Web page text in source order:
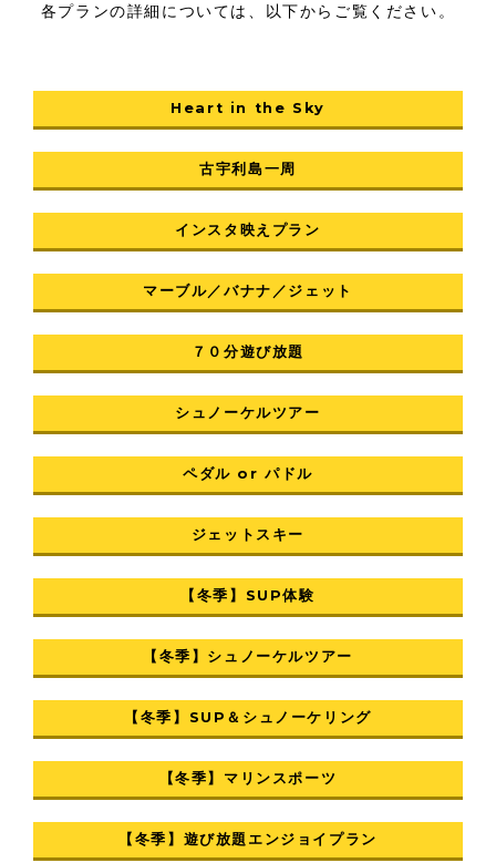
各プランの詳細については、以下からご覧ください。
Heart in the Sky
古宇利島一周
インスタ映えプラン
マーブル／バナナ／ジェット
７０分遊び放題
シュノーケルツアー
ペダル or パドル
ジェットスキー
【冬季】SUP体験
【冬季】シュノーケルツアー
【冬季】SUP＆シュノーケリング
【冬季】マリンスポーツ
【冬季】遊び放題エンジョイプラン